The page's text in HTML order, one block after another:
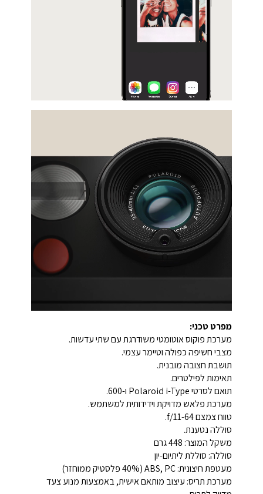
מפרט טכני:
מערכת פוקוס אוטומטי משודרגת עם שתי עדשות.
מצבי חשיפה כפולה וטיימר עצמי.
תושבת חצובה מובנית.
תאימות לפילטרים.
תואם לסרטי Polaroid i-Type ו-600.
מערכת פלאש מדויקת וידידותית למשתמש.
טווח צמצם f/11-64.
סוללה נטענת.
משקל המוצר: 448 גרם
סוללה: סוללת ליתיום-יון
מעטפת חיצונית: ABS, PC (40% פלסטיק ממוחזר)
מערכת תריס: עיצוב מותאם אישית, באמצעות מנוע צעד